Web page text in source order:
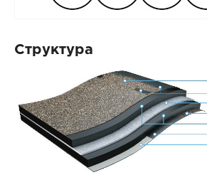
Структура